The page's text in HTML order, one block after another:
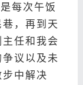
每次午饭
，再到天
任和我会
议以及未
中解决